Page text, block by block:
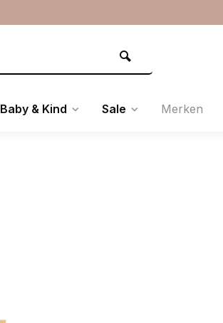
Baby & Kind Sale Merken